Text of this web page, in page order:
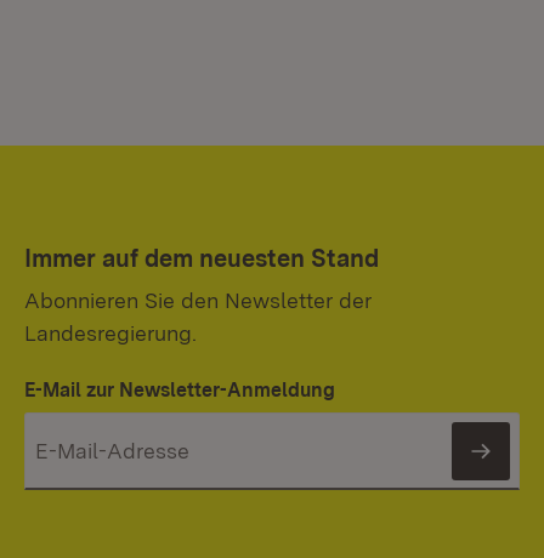
Immer auf dem neuesten Stand
Abonnieren Sie den Newsletter der
Landesregierung.
E-Mail zur Newsletter-Anmeldung